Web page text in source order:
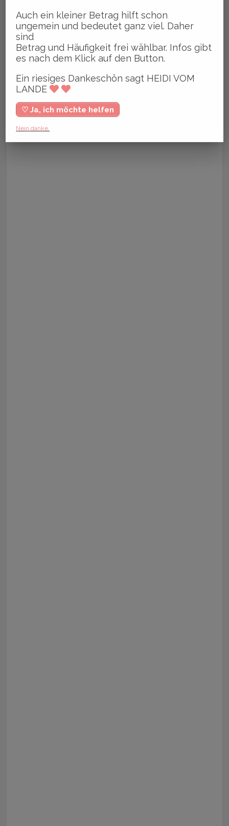
Auch ein kleiner Betrag hilft schon
ungemein und bedeutet ganz viel. Daher
sind
Betrag und Häufigkeit frei wählbar. Infos gibt
es nach dem Klick auf den Button.
Ein riesiges Dankeschön sagt HEIDI VOM
LANDE
♡ Ja, ich möchte helfen
Nein danke.